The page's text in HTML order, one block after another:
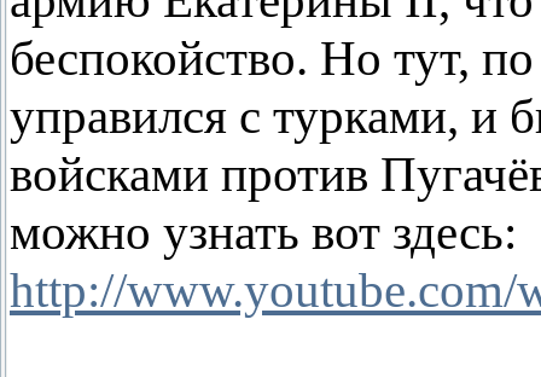
беспокойство. Но тут,
управился с турками, и
войсками против
можно узнать вот здесь:
http://